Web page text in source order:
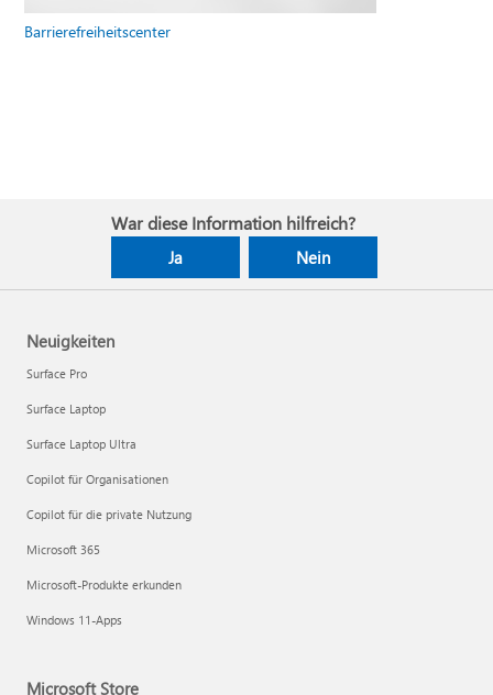
Barrierefreiheitscenter
War diese Information hilfreich?
Ja Nein
Neuigkeiten
Surface Pro
Surface Laptop
Surface Laptop Ultra
Copilot für Organisationen
Copilot für die private Nutzung
Microsoft 365
Microsoft-Produkte erkunden
Windows 11-Apps
Microsoft Store